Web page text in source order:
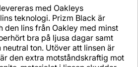
med Oakleys
teknologi. Prizm Black är
den lins från Oakley med minst
bra på ljusa dagar samt
ton. Utöver att linsen är
den extra motståndskraftig mot